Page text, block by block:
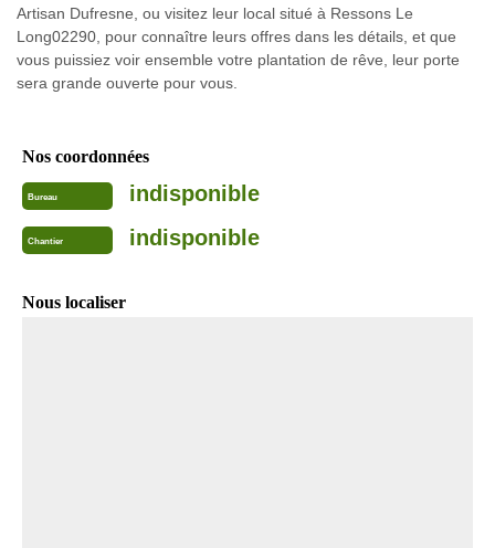
Artisan Dufresne, ou visitez leur local situé à Ressons Le
Long02290, pour connaître leurs offres dans les détails, et que
vous puissiez voir ensemble votre plantation de rêve, leur porte
sera grande ouverte pour vous.
Nos coordonnées
Bureau indisponible
Chantier indisponible
Nous localiser